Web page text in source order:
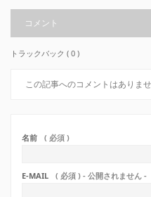
コメント
トラックバック ( 0 )
この記事へのコメントはありませ
名前 ( 必須 )
E-MAIL ( 必須 ) - 公開されません -